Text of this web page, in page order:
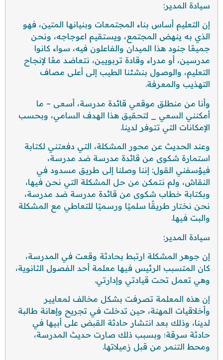
سيادة المدير:
إن التعليم أساس بناء المجتمعات وبنيانها المتين، فهو
الذي به ينهض المجتمع، ويستقيم اعوجاجه، ونحن
جميعًا جنود هذا الميدان والفاعلون فيه، سواء كانوا
مدرسين، أو مدراء وقادة تربويين، نتعاضد معًا لإنجاح
التعليم، والوصول بنشئنا الطيب إلى أعلى مصاف
التهذيب والمعرفة.
وأنا من منطلق موقعي قائدة مدرسة، أسعى – ما
أمكنني السعي _ لتحقيق هذا الهدف السامي، وبحسب
الإمكانات التي تتوفر لدينا.
وعند الحديث عن محور المشكلة، التي دفعتني لكتابة
استمارة شكوى من قائدة مدرسة ضد مدرسة،
فيؤسفني القول: إننا وصلنا إلى طريق مسدود في
النقاش، ولم نتمكن من حل المشكلة التي نحن فيها،
وبكتابة خطاب شكوى من قائدة مدرسة ضد مدرسة،
نحن نختار طريقًا سلميًا ورسميًا للتعاطي مع المشكلة
والبت فيها.
سيادة المدير:
إن جوهر المشكلة ارتبط بحادثة وقعت في المدرسة،
كان المتسبب الرئيس فيها معلمة أحد الفصول الثانوية،
وهي تعمل تحت قيادتي وإدارتي.
إن هذه المعلمة تصرفت بشكل مخالف لمعايير
وأخلاقيات المهنة، حين تدخلت في تجريح وإهانة طالبة
لدينا، وذلك بعد انتشار حادثة القبض على أبيها في
حادثة سرقة؛ وبسبب ذلك صارت حديث المدرسة،
ومحط التنمر من قبل زميلاتها.